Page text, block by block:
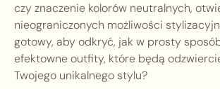
czy znaczenie kolorów neutralnych,
nieograniczonych możliwości
gotowy, aby odkryć, jak w prosty
efektowne outfity, które będą
Twojego unikalnego stylu?